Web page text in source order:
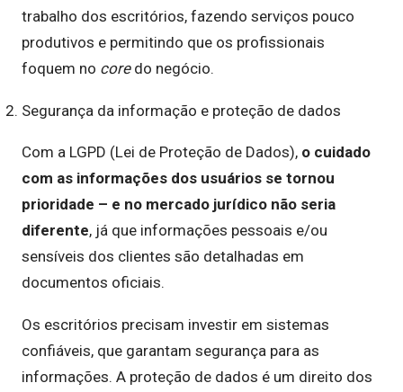
trabalho dos escritórios, fazendo serviços pouco
produtivos e permitindo que os profissionais
foquem no coredo negócio.
Segurança da informação e proteção de dados
Com a LGPD (Lei de Proteção de Dados), o cuidado
com as informações dos usuários se tornou
prioridade – e no mercado jurídico não seria
diferente, já que informações pessoais e/ou
sensíveis dos clientes são detalhadas em
documentos oficiais.
Os escritórios precisam investir em sistemas
confiáveis, que garantam segurança para as
informações. A proteção de dados é um direito dos